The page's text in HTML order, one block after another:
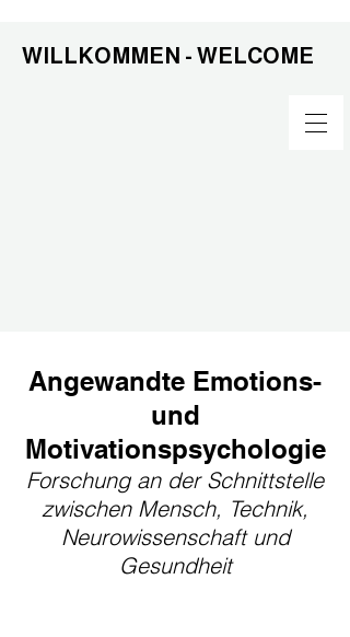
WILLKOMMEN - WELCOME
WILLKOMMEN - WELCOME
WILLKOMMEN - WELCOME
WILLKOMMEN - WELCOME
Angewandte Emotions-
und
Motivationspsychologie
Forschung an der Schnittstelle
zwischen Mensch, Technik,
Neurowissenschaft und
Gesundheit